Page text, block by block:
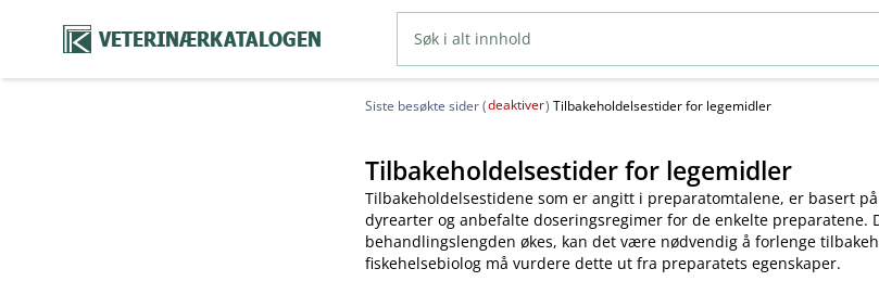
VETERINÆRKATALOGEN
Siste besøkte sider (deaktiver) Tilbakeholdelsestider for legemidler
Tilbakeholdelsestider for legemidler
Tilbakeholdelsestidene som er angitt i preparatomtalene, er basert
dyrearter og anbefalte doseringsregimer for de enkelte preparatene.
behandlingslengden økes, kan det være nødvendig å forlenge
fiskehelsebiolog må vurdere dette ut fra preparatets egenskaper.